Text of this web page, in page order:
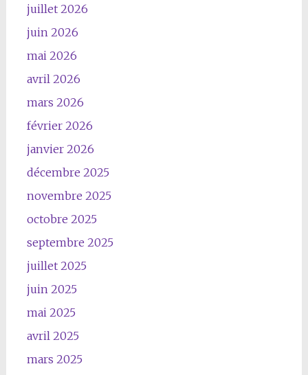
juillet 2026
juin 2026
mai 2026
avril 2026
mars 2026
février 2026
janvier 2026
décembre 2025
novembre 2025
octobre 2025
septembre 2025
juillet 2025
juin 2025
mai 2025
avril 2025
mars 2025